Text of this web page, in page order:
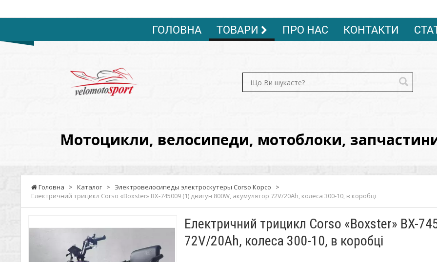
ГОЛОВНА ТОВАРИ ПРО НАС КОНТАКТИ
Мотоцикли,
запчастини,
Оптові
ціни.
Мотоцикли, велосипеди, мотоблоки,
Головна > Каталог > Электровелосипеды электроскутеры Corso Корсо
>
Електричний трицикл Corso «Boxster» BX-745009 (1) двигун 800W, акумулятор 72V/20Ah, колеса 300-10, в коробці
Електричний трицикл Corso «Boxster» BX-
72V/20Ah, колеса 300-10, в коробці